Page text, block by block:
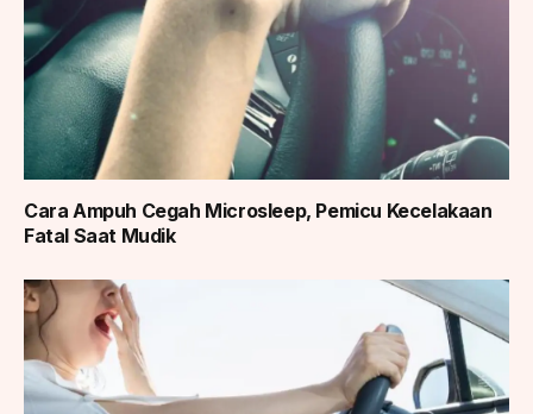
Cara Ampuh Cegah Microsleep, Pemicu Kecelakaan
Fatal Saat Mudik